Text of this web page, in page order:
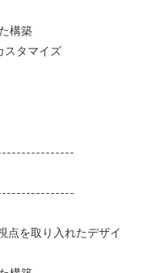
構築
スタマイズ
点を取り入れたデザイ